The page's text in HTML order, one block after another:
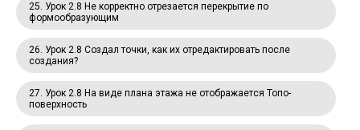
25. Урок 2.8 Не корректно отрезается перекрытие по
формообразующим
26. Урок 2.8 Создал точки, как их отредактировать после
создания?
27. Урок 2.8 На виде плана этажа не отображается Топо-
поверхность